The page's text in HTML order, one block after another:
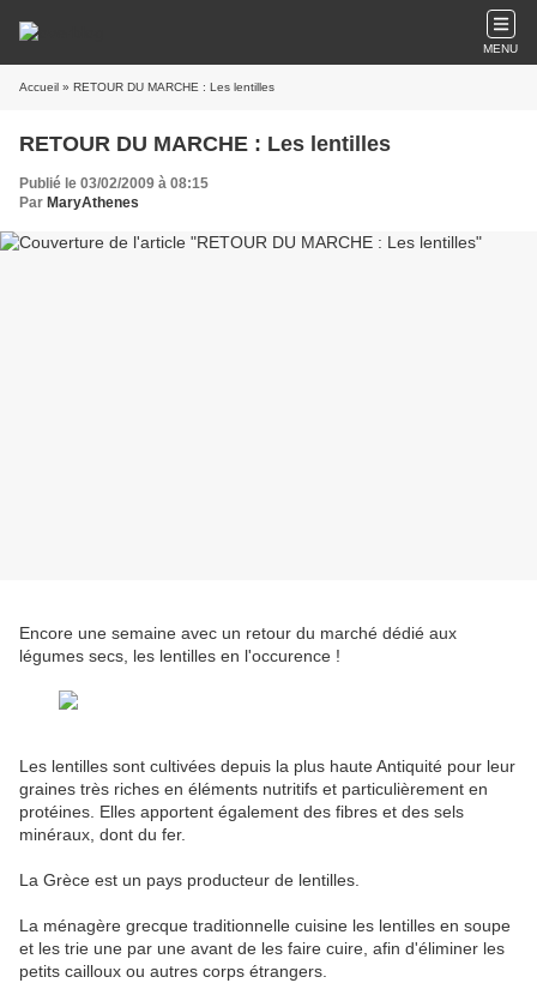
MENU
Accueil » RETOUR DU MARCHE : Les lentilles
RETOUR DU MARCHE : Les lentilles
Publié le 03/02/2009 à 08:15
Par MaryAthenes
Encore une semaine avec un retour du marché dédié aux
légumes secs, les lentilles en l'occurence !
Les lentilles sont cultivées depuis la plus haute Antiquité pour leur
graines très riches en éléments nutritifs et particulièrement en
protéines. Elles apportent également des fibres et des sels
minéraux, dont du fer.
La Grèce est un pays producteur de lentilles.
La ménagère grecque traditionnelle cuisine les lentilles en soupe
et les trie une par une avant de les faire cuire, afin d'éliminer les
petits cailloux ou autres corps étrangers.